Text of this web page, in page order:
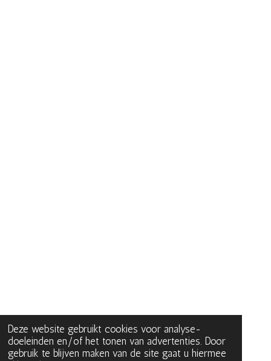
Deze website gebruikt cookies voor analyse-
doeleinden en/of het tonen van advertenties. Door
gebruik te blijven maken van de site gaat u hiermee